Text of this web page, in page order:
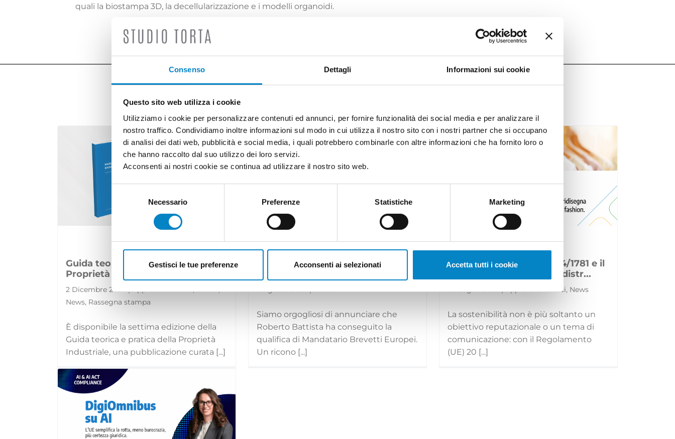
Consenso Dettagli Informazioni sui cookie
Questo sito web utilizza i cookie
Utilizziamo i cookie per personalizzare contenuti ed annunci, per fornire funzionalità dei social media e per analizzare il
nostro traffico. Condividiamo inoltre informazioni sul modo in cui utilizza il nostro sito con i nostri partner che si occupano
di analisi dei dati web, pubblicità e social media, i quali potrebbero combinarle con altre informazioni che ha fornito loro o
che hanno raccolto dal suo utilizzo dei loro servizi.
Acconsenti ai nostri cookie se continua ad utilizzare il nostro sito web.
consenso
Necessario Preferenze Statistiche Marketing
Gestisci le tue preferenze Acconsenti ai selezionati Accetta tutti i cookie
quali la biostampa 3D, la decellularizzazione e i modelli organoidi.
Guida teorica e pratica della
Proprietà Industriale: disponibile...
2 Dicembre 2024 | Approfondimenti, Eventi,
News, Rassegna stampa
È disponibile la settima edizione della
Guida teorica e pratica della Proprietà
Industriale, una pubblicazione curata [...]
Roberto Battista nuovo
3 Agosto 2026 | News
Siamo orgogliosi di annunciare che
Roberto Battista ha conseguito la
qualifica di Mandatario Brevetti Europei.
Un ricono [...]
Il Regolamento (UE) 2024/1781 e il
settore moda: divieto di distr...
29 Luglio 2026 | Approfondimenti, News
La sostenibilità non è più soltanto un
obiettivo reputazionale o un tema di
comunicazione: con il Regolamento
(UE) 20 [...]